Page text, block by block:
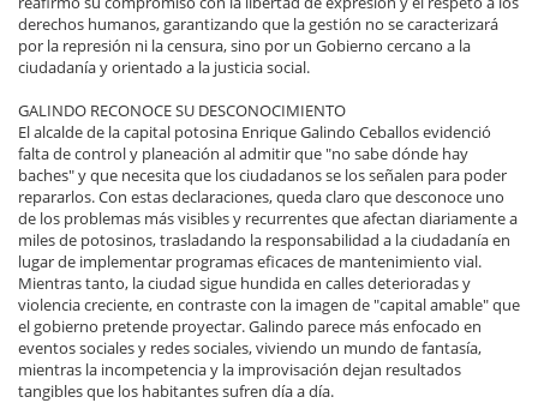
derechos humanos, garantizando que la gestión no se caracterizará
por la represión ni la censura, sino por un Gobierno cercano a la
ciudadanía y orientado a la justicia social.
GALINDO RECONOCE SU DESCONOCIMIENTO
El alcalde de la capital potosina Enrique Galindo Ceballos evidenció
falta de control y planeación al admitir que "no sabe dónde hay
baches" y que necesita que los ciudadanos se los señalen para poder
repararlos. Con estas declaraciones, queda claro que desconoce uno
de los problemas más visibles y recurrentes que afectan diariamente a
miles de potosinos, trasladando la responsabilidad a la ciudadanía en
lugar de implementar programas eficaces de mantenimiento vial.
Mientras tanto, la ciudad sigue hundida en calles deterioradas y
violencia creciente, en contraste con la imagen de "capital amable" que
el gobierno pretende proyectar. Galindo parece más enfocado en
eventos sociales y redes sociales, viviendo un mundo de fantasía,
mientras la incompetencia y la improvisación dejan resultados
tangibles que los habitantes sufren día a día.